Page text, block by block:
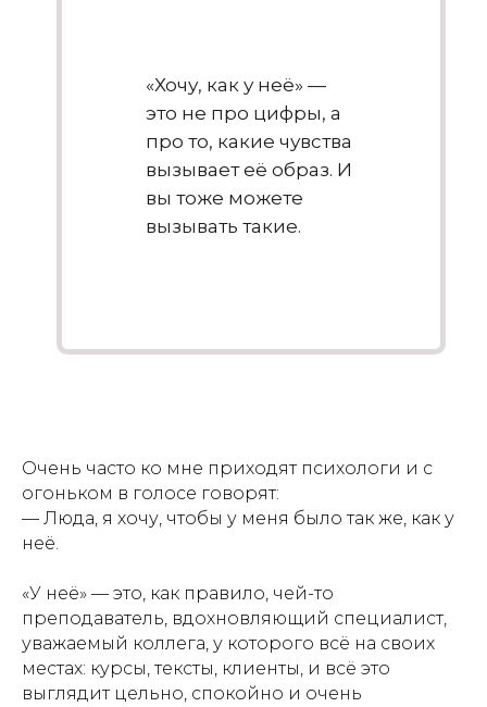
«Хочу, как у неё» —
это не про цифры, а
про то, какие чувства
вызывает её образ. И
вы тоже можете
вызывать такие.
Очень часто ко мне приходят психологи и с
огоньком в голосе говорят:
— Люда, я хочу, чтобы у меня было так же, как у
неё.
«У неё» — это, как правило, чей-то
преподаватель, вдохновляющий специалист,
уважаемый коллега, у которого всё на своих
местах: курсы, тексты, клиенты, и всё это
выглядит цельно, спокойно и очень